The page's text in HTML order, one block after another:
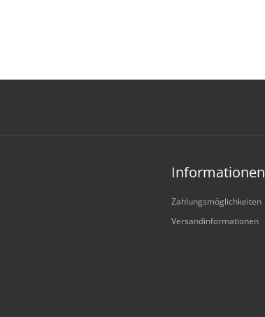
Informationen
Zahlungsmöglichkeiten
Versandinformationen